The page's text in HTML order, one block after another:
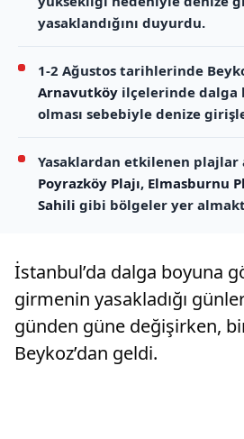
yasaklandığını duyurdu.
1-2 Ağustos tarihlerinde
Arnavutköy ilçelerinde dalga
olması sebebiyle denize
Yasaklardan etkilenen plajlar
Poyrazköy Plajı, Elmasburnu
Sahili gibi bölgeler yer
İstanbul’da dalga boyuna
girmenin yasakladığı
günden güne değişirken,
Beykoz’dan geldi.